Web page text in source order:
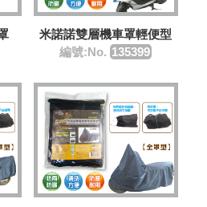
米諾諾雙層機車罩輕便型
編號:No. 135399